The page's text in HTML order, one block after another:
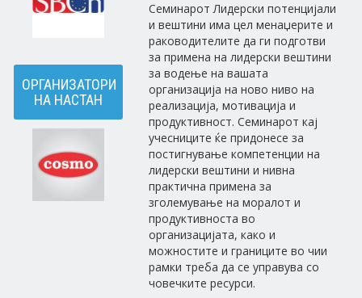
ОРГАНИЗАТОРИ
НА НАСТАН
Семинарот Лидерски потенцијали
и вештини има цел менаџерите и
раководителите да ги подготви
за примена на лидерски вештини
за водење на вашата
организација на ново ниво на
реализација, мотивација и
продуктивност. Семинарот кај
учесниците ќе придонесе за
постигнување компетенции на
лидерски вештини и нивна
практична примена за
зголемување на моралот и
продуктивноста во
организацијата, како и
можностите и границите во чии
рамки треба да се управува со
човечките ресурси.